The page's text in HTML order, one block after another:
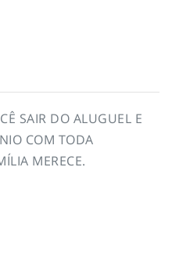
SAIR DO ALUGUEL E
COM TODA
MERECE.